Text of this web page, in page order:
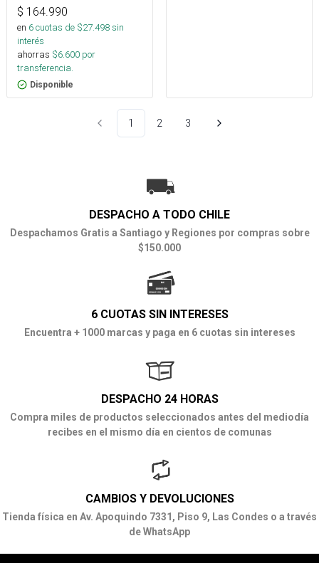
$ 164.990
en 6cuotas de $27.498sin
interés
ahorras $6.600 por
transferencia.
Disponible
1 2 3
DESPACHO A TODO CHILE
Despachamos Gratis a Santiago y Regiones por compras sobre
$150.000
6 CUOTAS SIN INTERESES
Encuentra + 1000 marcas y paga en 6 cuotas sin intereses
DESPACHO 24 HORAS
Compra miles de productos seleccionados antes del mediodía
recibes en el mismo día en cientos de comunas
CAMBIOS Y DEVOLUCIONES
Tienda física en Av. Apoquindo 7331, Piso 9, Las Condes o a través
de WhatsApp